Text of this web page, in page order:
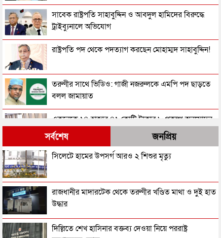
সাবেক রাষ্ট্রপতি সাহাবুদ্দিন ও আবদুল হামিদের বিরুদ্ধে
ট্রাইব্যুনালে অভিযোগ
রাষ্ট্রপতি পদ থেকে পদত্যাগ করছেন মোহাম্মদ সাহাবুদ্দিন!
তরুণীর সাথে ভিডিও: গাজী নজরুলকে এমপি পদ ছাড়তে
বলল জামায়াত
একনেকে ১৪ হাজার ৪১ কোটি টাকার ৮ প্রকল্প অনুমোদন
ভিডিওর তরুণীকে এবার নিজের ‘দ্বিতীয় স্ত্রী’ দাবি করছেন
শহীদ জিয়া হত্যার বিষয়ে বেরিয়ে আসছে চাঞ্চল্যকর তথ্য
জিয়া হত্যা: মেজর মোজাফফর যেভাবে শনাক্ত হন
সর্বশেষ জনপ্রিয়
সিলেটে হামের উপসর্গ আরও ২ শিশুর মৃত্যু
রাজধানীর মাদারটেক থেকে তরুণীর খণ্ডিত মাথা ও দুই হাত
উদ্ধার
দিল্লিতে শেখ হাসিনার বক্তব্য দেওয়া নিয়ে পররাষ্ট্র